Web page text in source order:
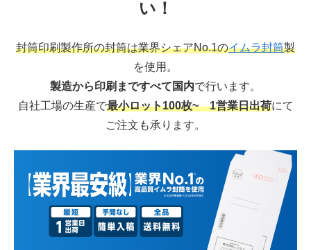
い！
封筒印刷製作所の封筒は業界シェアNo.1のイムラ封筒製
を使用。
製造から印刷まですべて国内で行います。
自社工場の生産で最小ロット100枚~ 1営業日出荷にて
ご注文も承ります。